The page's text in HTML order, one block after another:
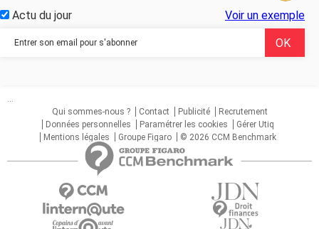
Actu du jour Voir un exemple
...
Qui sommes-nous ?
Contact Publicité
Recrutement
Données personnelles
Paramétrer les cookies
Gérer Utiq
Mentions légales
Groupe Figaro © 2026 CCM Benchmark